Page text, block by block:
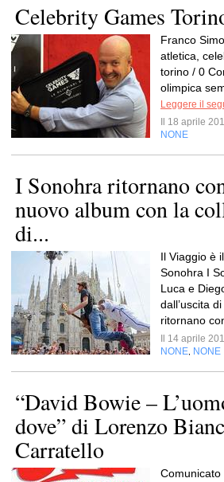
Celebrity Games
Franco
atletica,
torino / 0
olimpica
Leggere il
Il 18 aprile
NONE
I Sonohra ritornano
nuovo album con la
di...
Il Viaggio è
Sonohra I
Luca e
dall’uscita
ritornano
Il 14 aprile
NONE NONE
“David Bowie –
dove” di Lorenzo
Carratello